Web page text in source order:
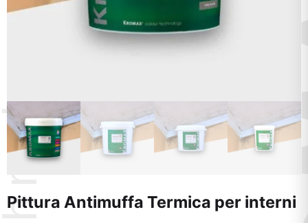
Pittura Antimuffa Termica per interni